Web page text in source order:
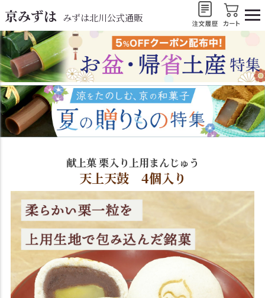
京みずは みずは北川公式通販
献上菓 栗入り上用まんじゅう
天上天鼓 4個入り